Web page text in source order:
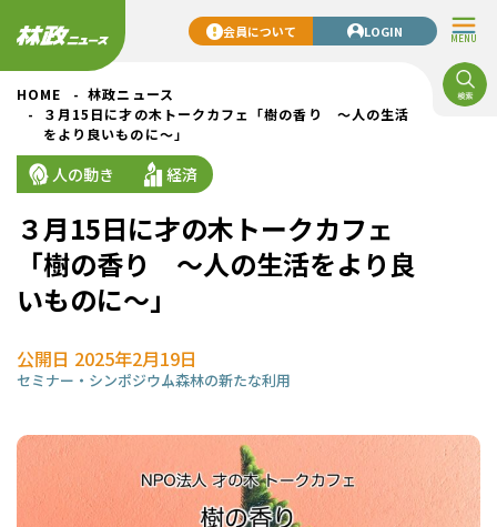
MENU
会員について LOGIN
HOME
林政ニュース
３月15日に才の木トークカフェ「樹の香り ～人の生活
をより良いものに～」
人の動き 経済
３月15日に才の木トークカフェ
「樹の香り ～人の生活をより良
いものに～」
公開日 2025年2月19日
セミナー・シンポジウム森林の新たな利用